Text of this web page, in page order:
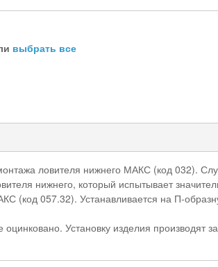
выбрать все
ловителя нижнего МАКС (код 032).
нижнего, который испытывает
(код 057.32). Устанавливается на П-
Установку изделия